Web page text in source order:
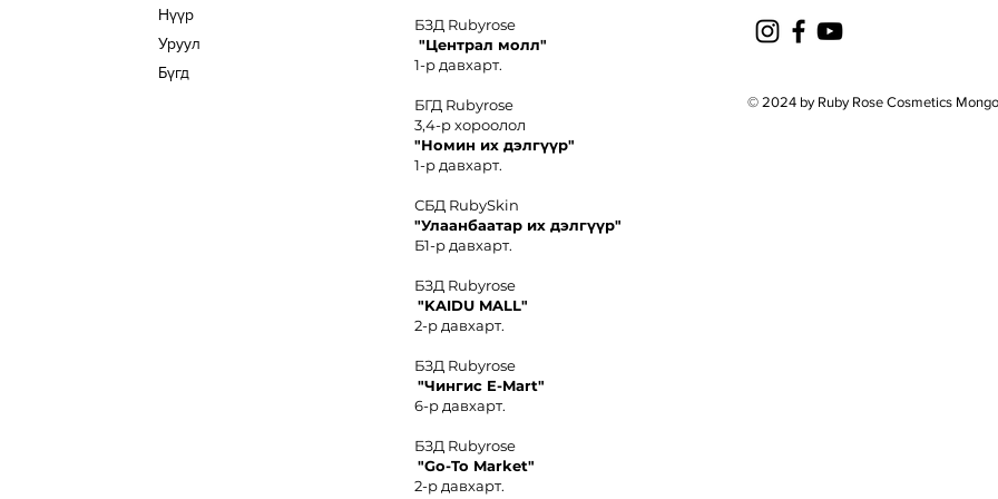
Нүүр
Уруул
Бүгд
БЗД Rubyrose
"Централ молл"
1-р давхарт.
БГД Rubyrose
3,4-р хороолол
"Номин иx дэлгүүр"
1-р давхарт.
СБД RubySkin
"Улаанбаатар их дэлгүүр"
Б1-р давхарт.
БЗД Rubyrose
"KAIDU MALL"
2-р давхарт.
БЗД Rubyrose
"Чингис E-Mart"
6-р давхарт.
БЗД Rubyrose
"Go-To Market"
2-р давхарт.
© 2024 by Ruby Rose Cosmetics